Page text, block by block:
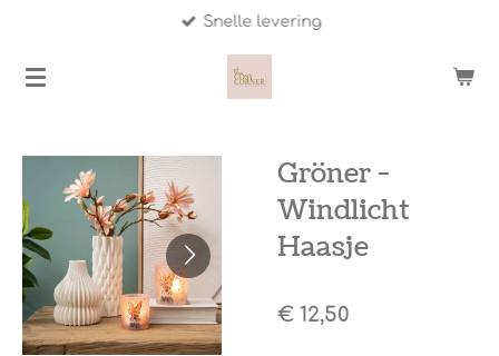
naar
Snelle levering
Gröner -
Windlicht
Haasje
€ 12,50